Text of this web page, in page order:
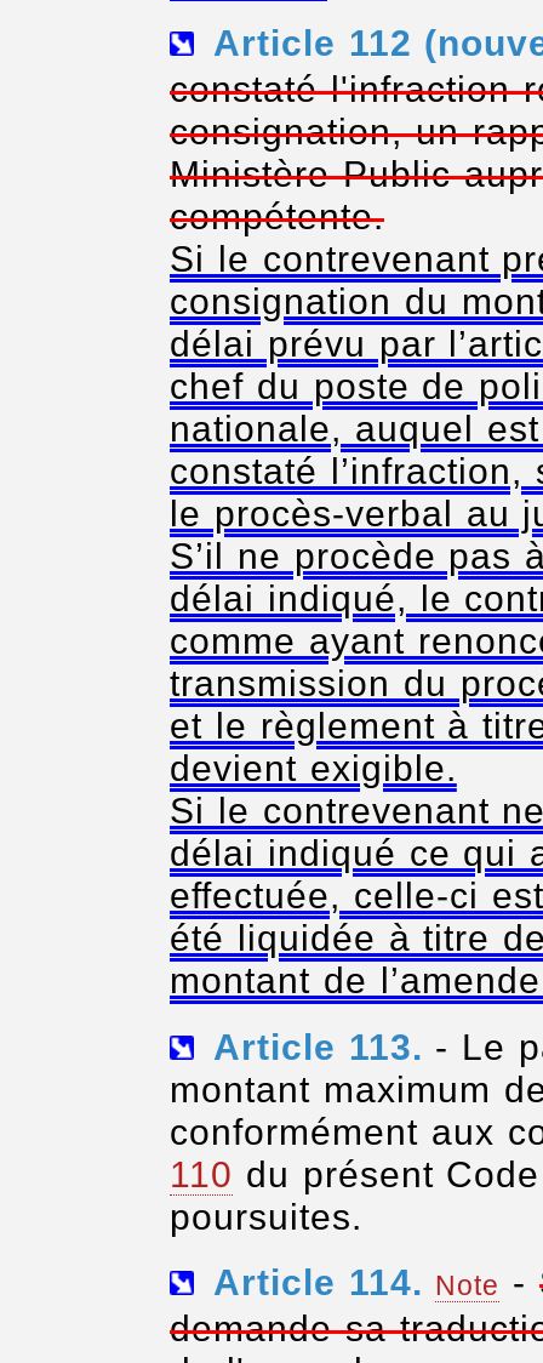
Article 112
constaté l'infraction
consignation, un
Ministère Public
compétente.
Si le contrevenant
consignation du
délai prévu par
chef du poste de
nationale, auquel
constaté
le procès-verbal au
S’il ne procède pas
délai indiqué, le
comme ayant
transmission du
et le règlement à
devient exigible.
Si le contrevenant
délai indiqué ce qui
effectuée, celle-ci
été liquidée à titre
montant de
Article 113. - Le
montant maximum
conformément aux
110 du présent
poursuites.
Article 114. Note -
demande sa